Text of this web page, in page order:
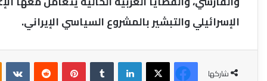
الإسرائيلي والتبشير بالمشروع السياسي الإيراني.
شاركها
فيسبوك‫X لينكدإن بينتيريست